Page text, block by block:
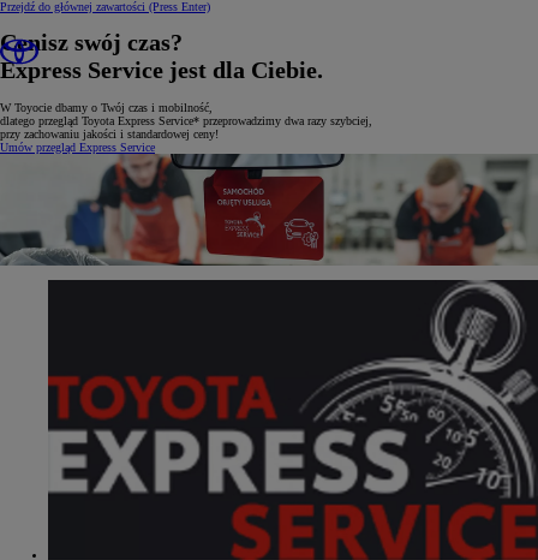
Przejdź do głównej zawartości (Press Enter)
Cenisz swój czas?
Express Service jest dla Ciebie.
W Toyocie dbamy o Twój czas i mobilność,
dlatego przegląd Toyota Express Service* przeprowadzimy dwa razy szybciej,
przy zachowaniu jakości i standardowej ceny!
Umów przegląd Express Service